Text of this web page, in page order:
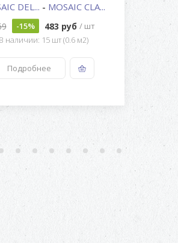
DEL... - MOSAIC CLA...
-15% 483 руб / шт
В наличии: 15 шт (0.6 м2)
Подробнее
3 4 5 6 7 8 9 10